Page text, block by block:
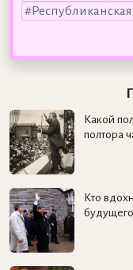
Какой
полтора
Кто
будущего